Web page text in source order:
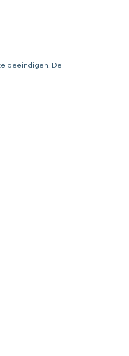
beëindigen. De